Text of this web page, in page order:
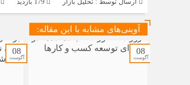
ارسال توسط : تحلیل بازار
آوینی‌های مشابه با این مقاله:
08
آگوست
08
آگوست